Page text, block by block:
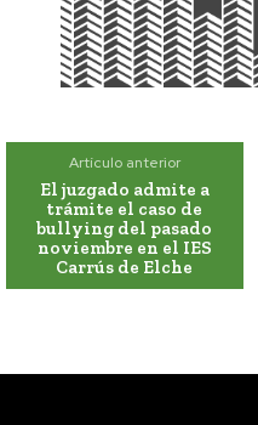
Artículo anterior
El juzgado admite a
trámite el caso de
bullying del pasado
noviembre en el IES
Carrús de Elche